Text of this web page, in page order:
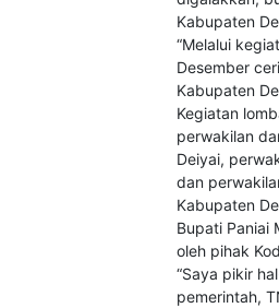
Kabupaten
“Melalui
Desember
Kabupaten
Kegiatan
perwakilan
Deiyai,
dan
Kabupaten
Bupati Paniai
oleh pihak
“Saya pikir
pemerintah,